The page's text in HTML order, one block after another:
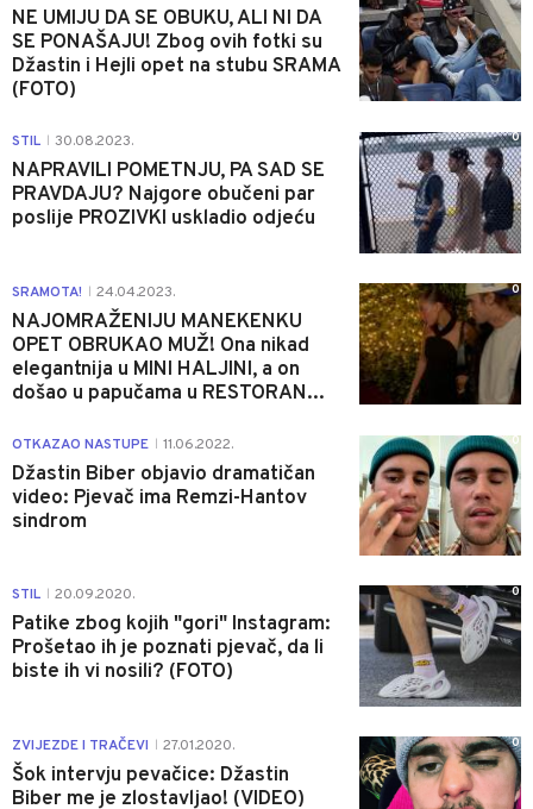
NE UMIJU DA SE OBUKU, ALI NI DA
SE PONAŠAJU! Zbog ovih fotki su
Džastin i Hejli opet na stubu SRAMA
(FOTO)
STIL 30.08.2023.
NAPRAVILI POMETNJU, PA SAD SE
PRAVDAJU? Najgore obučeni par
poslije PROZIVKI uskladio odjeću
0
SRAMOTA! 24.04.2023.
NAJOMRAŽENIJU MANEKENKU
OPET OBRUKAO MUŽ! Ona nikad
elegantnija u MINI HALJINI, a on
došao u papučama u RESTORAN...
0
OTKAZAO NASTUPE 11.06.2022.
Džastin Biber objavio dramatičan
video: Pjevač ima Remzi-Hantov
sindrom
0
STIL 20.09.2020.
Patike zbog kojih "gori" Instagram:
Prošetao ih je poznati pjevač, da li
biste ih vi nosili? (FOTO)
0
ZVIJEZDE I TRAČEVI 27.01.2020.
Šok intervju pevačice: Džastin
Biber me je zlostavljao! (VIDEO)
0